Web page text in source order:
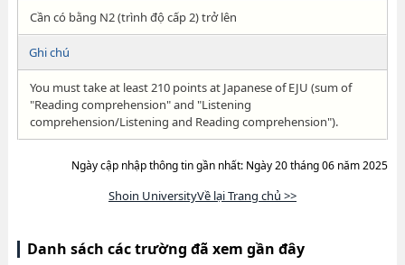
Cần có bằng N2 (trình độ cấp 2) trở lên
Ghi chú
You must take at least 210 points at Japanese of EJU (sum of
"Reading comprehension" and "Listening
comprehension/Listening and Reading comprehension").
Ngày cập nhập thông tin gần nhất: Ngày 20 tháng 06 năm 2025
Shoin UniversityVề lại Trang chủ >>
Danh sách các trường đã xem gần đây